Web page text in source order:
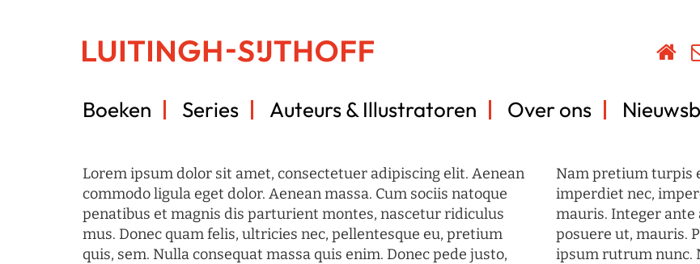
Boeken Series Auteurs & Illustratoren Over ons
Lorem ipsum dolor sit amet, consectetuer adipiscing elit. Aenean
commodo ligula eget dolor. Aenean massa. Cum sociis natoque
penatibus et magnis dis parturient montes, nascetur ridiculus
mus. Donec quam felis, ultricies nec, pellentesque eu, pretium
quis, sem. Nulla consequat massa quis enim. Donec pede justo,
Nam pretium turpis
imperdiet nec,
mauris. Integer ante
posuere ut, mauris.
ipsum rutrum nunc.